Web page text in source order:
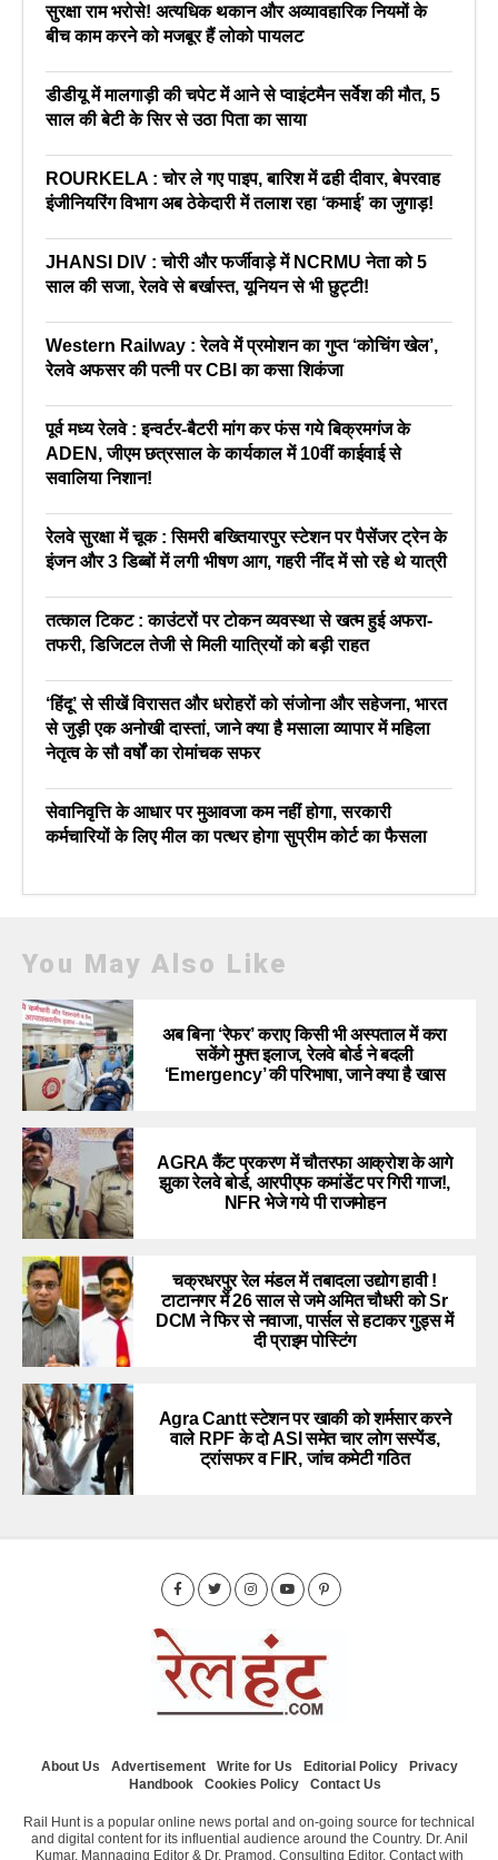
सुरक्षा राम भरोसे! अत्यधिक थकान और अव्यावहारिक नियमों के
बीच काम करने को मजबूर हैं लोको पायलट
डीडीयू में मालगाड़ी की चपेट में आने से प्वाइंटमैन सर्वेश की मौत, 5
साल की बेटी के सिर से उठा पिता का साया
ROURKELA : चोर ले गए पाइप, बारिश में ढही दीवार, बेपरवाह
इंजीनियरिंग विभाग अब ठेकेदारी में तलाश रहा ‘कमाई’ का जुगाड़!
JHANSI DIV : चोरी और फर्जीवाड़े में NCRMU नेता को 5
साल की सजा, रेलवे से बर्खास्त, यूनियन से भी छुट्टी!
Western Railway : रेलवे में प्रमोशन का गुप्त ‘कोचिंग खेल’,
रेलवे अफसर की पत्नी पर CBI का कसा शिकंजा
पूर्व मध्य रेलवे : इन्वर्टर-बैटरी मांग कर फंस गये बिक्रमगंज के
ADEN, जीएम छत्रसाल के कार्यकाल में 10वीं काईवाई से
सवालिया निशान!
रेलवे सुरक्षा में चूक : सिमरी बख्तियारपुर स्टेशन पर पैसेंजर ट्रेन के
इंजन और 3 डिब्बों में लगी भीषण आग, गहरी नींद में सो रहे थे यात्री
तत्काल टिकट : काउंटरों पर टोकन व्यवस्था से खत्म हुई अफरा-
तफरी, डिजिटल तेजी से मिली यात्रियों को बड़ी राहत
‘हिंदू’ से सीखें विरासत और धरोहरों को संजोना और सहेजना, भारत
से जुड़ी एक अनोखी दास्तां, जाने क्या है मसाला व्यापार में महिला
नेतृत्व के सौ वर्षों का रोमांचक सफर
सेवानिवृत्ति के आधार पर मुआवजा कम नहीं होगा, सरकारी
कर्मचारियों के लिए मील का पत्थर होगा सुप्रीम कोर्ट का फैसला
You May Also Like
अब बिना ‘रेफर’ कराए किसी भी अस्पताल में करा
सकेंगे मुफ्त इलाज, रेलवे बोर्ड ने बदली
‘Emergency’ की परिभाषा, जाने क्या है खास
AGRA कैंट प्रकरण में चौतरफा आक्रोश के आगे
झुका रेलवे बोर्ड, आरपीएफ कमांडेंट पर गिरी गाज!,
NFR भेजे गये पी राजमोहन
चक्रधरपुर रेल मंडल में तबादला उद्योग हावी !
टाटानगर में 26 साल से जमे अमित चौधरी को Sr
DCM ने फिर से नवाजा, पार्सल से हटाकर गुड्स में
दी प्राइम पोस्टिंग
Agra Cantt स्टेशन पर खाकी को शर्मसार करने
वाले RPF के दो ASI समेत चार लोग सस्पेंड,
ट्रांसफर व FIR, जांच कमेटी गठित
About Us Advertisement Write for Us Editorial Policy
Privacy
Handbook
Cookies Policy Contact Us
Rail Hunt is a popular online news portal and on-going source for technical
and digital content for its influential audience around the Country. Dr. Anil
Kumar, Mannaging Editor & Dr. Pramod, Consulting Editor. Contact with